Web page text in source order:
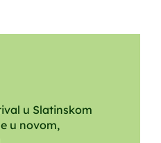
u Slatinskom
u novom,